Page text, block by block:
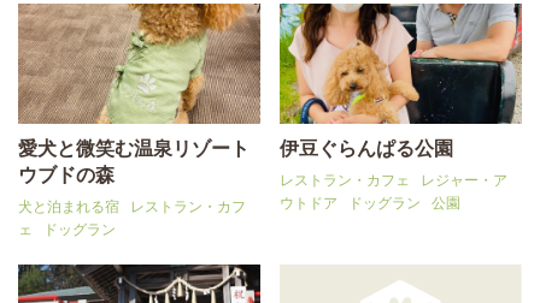
愛犬と微笑む温泉リゾート
ウブドの森
犬と泊まれる宿
レストラン・カフ
ェ
ドッグラン
伊豆ぐらんぱる公園
レストラン・カフェ
レジャー・ア
ウトドア
ドッグラン 公園